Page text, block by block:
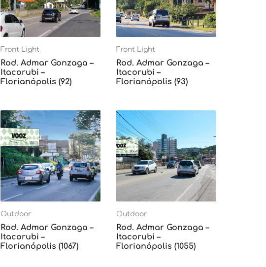
Front Light
Rod. Admar Gonzaga –
Itacorubi –
Florianópolis (92)
Front Light
Rod. Admar Gonzaga –
Itacorubi –
Florianópolis (93)
Outdoor
Rod. Admar Gonzaga –
Itacorubi –
Florianópolis (1067)
Outdoor
Rod. Admar Gonzaga –
Itacorubi –
Florianópolis (1055)